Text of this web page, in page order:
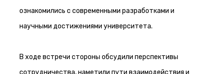
ознакомились с современными разработками и
научными достижениями университета.
В ходе встречи стороны обсудили перспективы
сотрудничества, наметили пути взаимодействия и